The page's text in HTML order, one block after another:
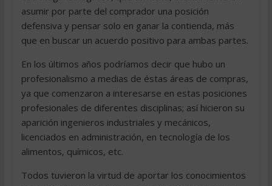
asumir por parte del comprador una posición
defensiva y pensar solo en ganar la contienda, más
que en buscar un acuerdo positivo para ambas partes.
En los últimos años podríamos decir que hubo un
profesionalismo a medias de éstas áreas de compras,
ya que comenzaron a interesarse en estas posiciones
profesionales de diferentes disciplinas; así hicieron su
aparición ingenieros industriales y mecánicos,
licenciados en administración, en tecnología de los
alimentos, químicos, etc.
Todos tuvieron la virtud de aportar los conocimientos